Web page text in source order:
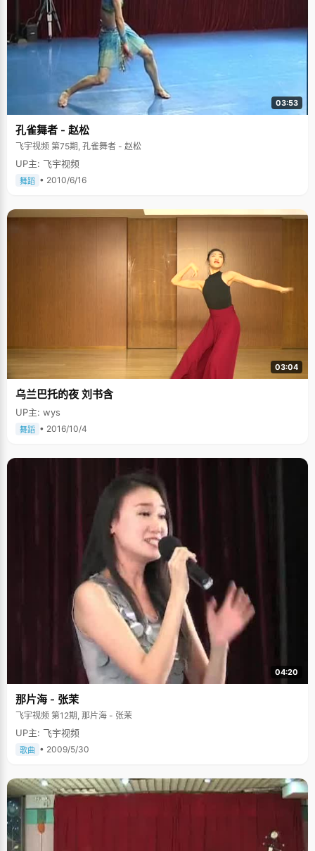
03:53
孔雀舞者 - 赵松
飞宇视频 第75期, 孔雀舞者 - 赵松
UP主: 飞宇视频
舞蹈 • 2010/6/16
03:04
乌兰巴托的夜 刘书含
UP主: wys
舞蹈 • 2016/10/4
04:20
那片海 - 张茉
飞宇视频 第12期, 那片海 - 张茉
UP主: 飞宇视频
歌曲 • 2009/5/30